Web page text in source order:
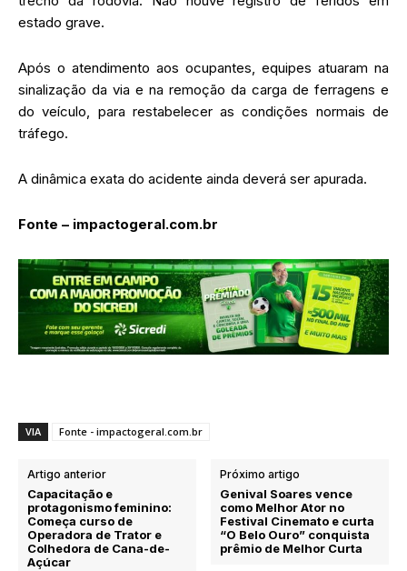
estado grave.
Após o atendimento aos ocupantes, equipes atuaram na
sinalização da via e na remoção da carga de ferragens e
do veículo, para restabelecer as condições normais de
tráfego.
A dinâmica exata do acidente ainda deverá ser apurada.
Fonte – impactogeral.com.br
VIA Fonte - impactogeral.com.br
Artigo anterior
Capacitação e
protagonismo feminino:
Começa curso de
Operadora de Trator e
Colhedora de Cana-de-
Açúcar
Próximo artigo
Genival Soares vence
como Melhor Ator no
Festival Cinemato e curta
“O Belo Ouro” conquista
prêmio de Melhor Curta